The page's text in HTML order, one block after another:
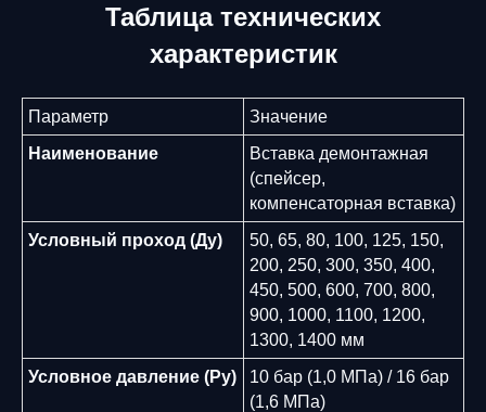
Таблица технических
характеристик
Параметр
Значение
Наименование
Вставка демонтажная
(спейсер,
компенсаторная вставка)
Условный проход (Ду)
50, 65, 80, 100, 125, 150,
200, 250, 300, 350, 400,
450, 500, 600, 700, 800,
900, 1000, 1100, 1200,
1300, 1400 мм
Условное давление (Ру)
10 бар (1,0 МПа) / 16 бар
(1,6 МПа)